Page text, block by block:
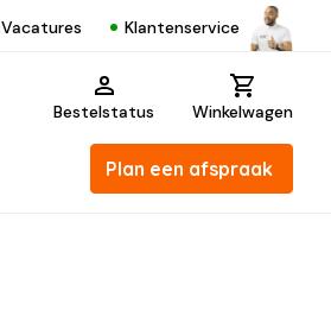
Vacatures Klantenservice
Bestelstatus Winkelwagen
Plan een afspraak